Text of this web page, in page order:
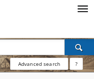
Advanced search ?